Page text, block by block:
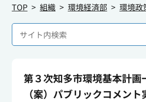
TOP
組織 環境経済部 環境政
第３次知多市環境基本計画
（案）パブリックコメン